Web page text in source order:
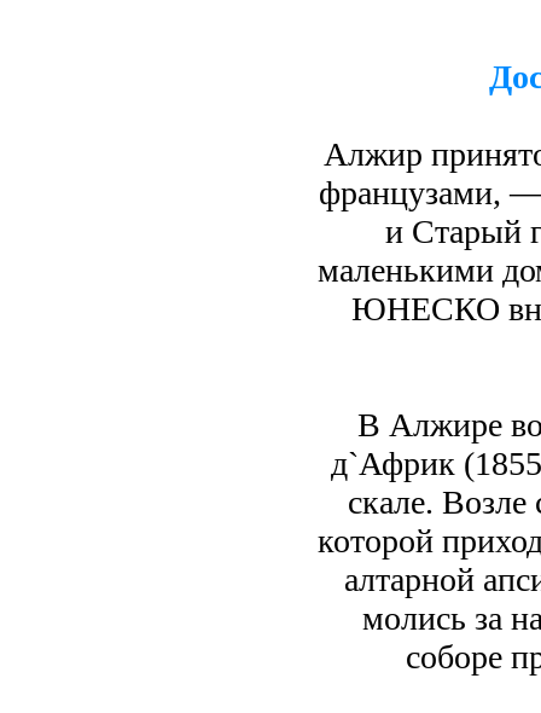
Алжир
французами,
и Старый
маленькими
ЮНЕСКО
В Алжире
д`Африк
скале.
которой
алтарной
молись за
соборе